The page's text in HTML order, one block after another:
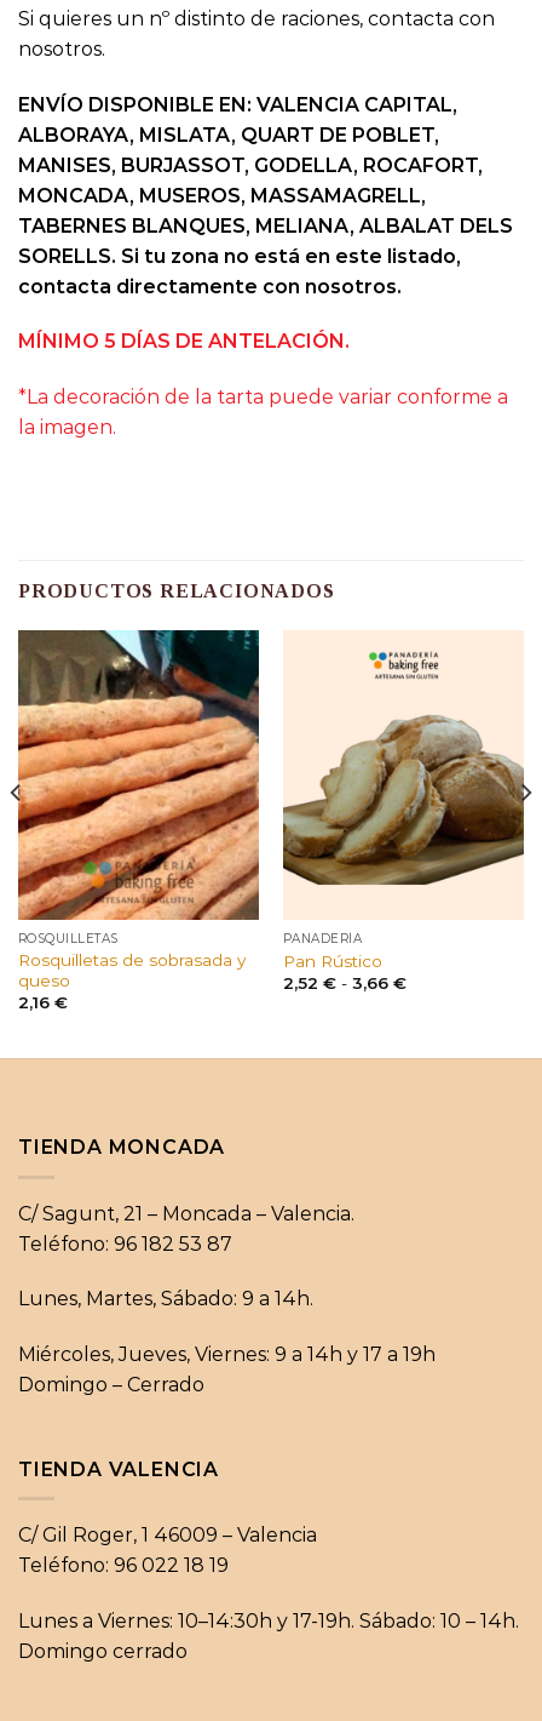
Si quieres un nº distinto de raciones, contacta con
nosotros.
ENVÍO DISPONIBLE EN: VALENCIA CAPITAL,
ALBORAYA, MISLATA, QUART DE POBLET,
MANISES, BURJASSOT, GODELLA, ROCAFORT,
MONCADA, MUSEROS, MASSAMAGRELL,
TABERNES BLANQUES, MELIANA, ALBALAT DELS
SORELLS. Si tu zona no está en este listado,
contacta directamente con nosotros.
MÍNIMO 5 DÍAS DE ANTELACIÓN.
*La decoración de la tarta puede variar conforme a
la imagen.
PRODUCTOS RELACIONADOS
ROSQUILLETAS
Rosquilletas de sobrasada y
queso
2,16 €
PANADERÍA
Pan Rústico
2,52 € - 3,66 €Rango
hasta
TIENDA MONCADA
C/ Sagunt, 21 – Moncada – Valencia.
Teléfono: 96 182 53 87
Lunes, Martes, Sábado: 9 a 14h.
Miércoles, Jueves, Viernes: 9 a 14h y 17 a 19h
Domingo – Cerrado
TIENDA VALENCIA
C/ Gil Roger, 1 46009 – Valencia
Teléfono: 96 022 18 19
Lunes a Viernes: 10–14:30h y 17-19h. Sábado: 10 – 14h.
Domingo cerrado